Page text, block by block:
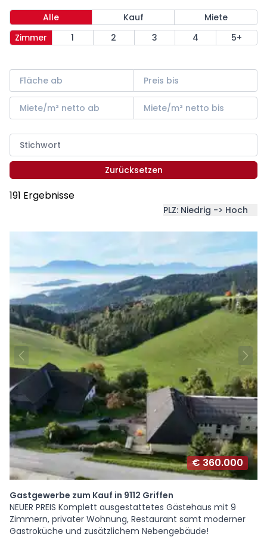
Alle Kauf
Miete
Zimmer
1 2 3 4 5+
Zurücksetzen
191 Ergebnisse
PLZ: Niedrig -> Hoch
€ 360.000
Gastgewerbe zum Kauf in 9112 Griffen
NEUER PREIS Komplett ausgestattetes Gästehaus mit 9
Zimmern, privater Wohnung, Restaurant samt moderner
Gastroküche und zusätzlichem Nebengebäude!